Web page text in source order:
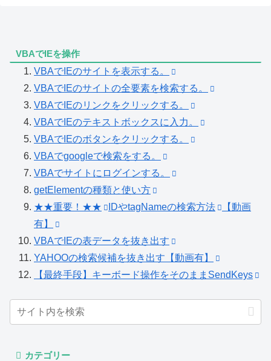
VBAでIEを操作
VBAでIEのサイトを表示する。
VBAでIEのサイトの全要素を検索する。
VBAでIEのリンクをクリックする。
VBAでIEのテキストボックスに入力。
VBAでIEのボタンをクリックする。
VBAでgoogleで検索をする。
VBAでサイトにログインする。
getElementの種類と使い方
★★重要！★★
IDやtagNameの検索方法
【動画
有】
VBAでIEの表データを抜き出す
YAHOOの検索候補を抜き出す【動画有】
【最終手段】キーボード操作をそのままSendKeys
カテゴリー